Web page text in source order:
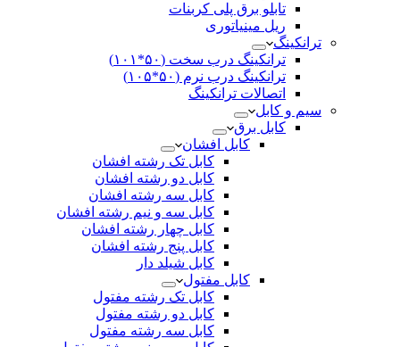
تابلو برق پلی کربنات
ریل مینیاتوری
ترانکینگ
ترانکینگ درب سخت (۵۰*۱۰۱)
ترانکینگ درب نرم (۵۰*۱۰۵)
اتصالات ترانکینگ
سیم و کابل
کابل برق
کابل افشان
کابل تک رشته افشان
کابل دو رشته افشان
کابل سه رشته افشان
کابل سه و نیم رشته افشان
کابل چهار رشته افشان
کابل پنج رشته افشان
کابل شیلد دار
کابل مفتول
کابل تک رشته مفتول
کابل دو رشته مفتول
کابل سه رشته مفتول